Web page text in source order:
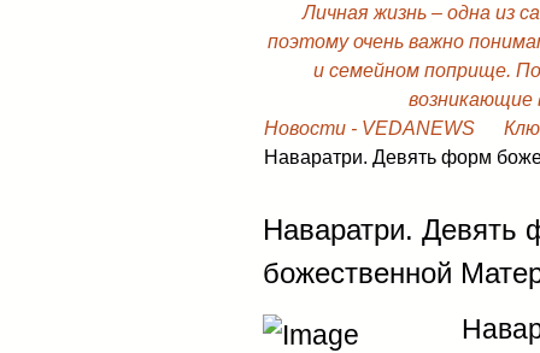
Личная жизнь – одна из
поэтому очень важно
и семейном поприще.
возникающие
Новости - VEDANEWS
Наваратри. Девять форм
Наваратри. Девять
божественной